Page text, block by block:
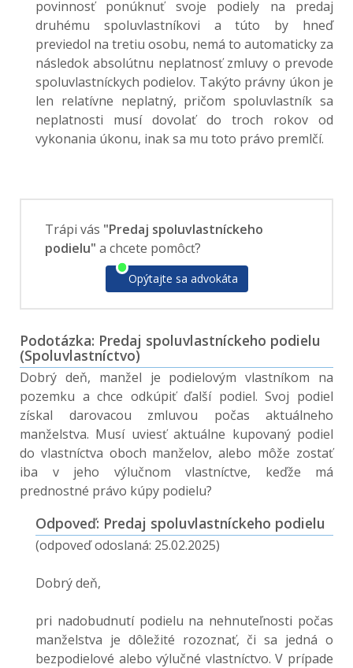
povinnosť ponúknuť svoje podiely na predaj
druhému spoluvlastníkovi a túto by hneď
previedol na tretiu osobu, nemá to automaticky za
následok absolútnu neplatnosť zmluvy o prevode
spoluvlastníckych podielov. Takýto právny úkon je
len relatívne neplatný, pričom spoluvlastník sa
neplatnosti musí dovolať do troch rokov od
vykonania úkonu, inak sa mu toto právo premlčí.
Trápi vás "Predaj spoluvlastníckeho
podielu" a chcete pomôcť?
Opýtajte sa advokáta
Podotázka: Predaj spoluvlastníckeho podielu
(Spoluvlastníctvo)
Dobrý deň, manžel je podielovým vlastníkom na
pozemku a chce odkúpiť ďalší podiel. Svoj podiel
získal darovacou zmluvou počas aktuálneho
manželstva. Musí uviesť aktuálne kupovaný podiel
do vlastníctva oboch manželov, alebo môže zostať
iba v jeho výlučnom vlastníctve, keďže má
prednostné právo kúpy podielu?
Odpoveď: Predaj spoluvlastníckeho podielu
(odpoveď odoslaná: 25.02.2025)
Dobrý deň,
pri nadobudnutí podielu na nehnuteľnosti počas
manželstva je dôležité rozoznať, či sa jedná o
bezpodielové alebo výlučné vlastníctvo. V prípade